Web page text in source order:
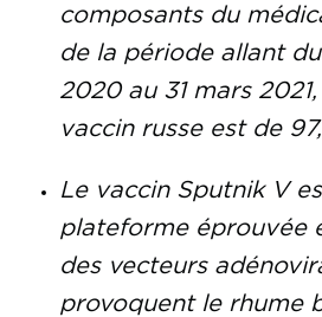
composants du
de la période allant
2020 au 31 mars
vaccin russe est de
Le vaccin Sputnik V
plateforme éprouvée
des vecteurs
provoquent le rhume